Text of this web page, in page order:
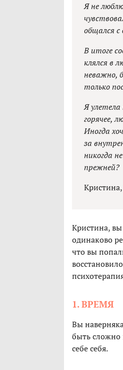
Я не
общался
В итоге
клялся в
неважно,
только
Я улетела
горячее,
Иногда
за
никогда
прежней?
Кристина,
одинаково
что вы
1. ВРЕМЯ
Вы
быть сложно
себе себя.